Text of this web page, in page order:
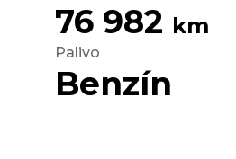
76 982 km
Palivo
Benzín